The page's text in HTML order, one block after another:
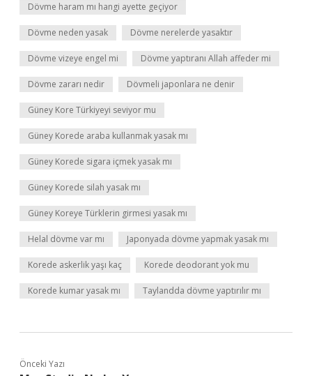
Dövme haram mı hangi ayette geçiyor
Dövme neden yasak Dövme nerelerde yasaktır
Dövme vizeye engel mi Dövme yaptıranı Allah affeder mi
Dövme zararı nedir Dövmeli japonlara ne denir
Güney Kore Türkiyeyi seviyor mu
Güney Korede araba kullanmak yasak mı
Güney Korede sigara içmek yasak mı
Güney Korede silah yasak mı
Güney Koreye Türklerin girmesi yasak mı
Helal dövme var mı Japonyada dövme yapmak yasak mı
Korede askerlik yaşı kaç Korede deodorant yok mu
Korede kumar yasak mı Taylandda dövme yaptırılır mı
Önceki Yazı